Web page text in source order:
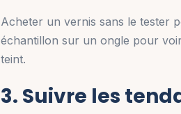
Acheter un vernis sans le tester
échantillon sur un ongle pour
teint.
3. Suivre les